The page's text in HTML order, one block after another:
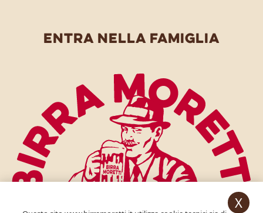
entra nella famiglia
X